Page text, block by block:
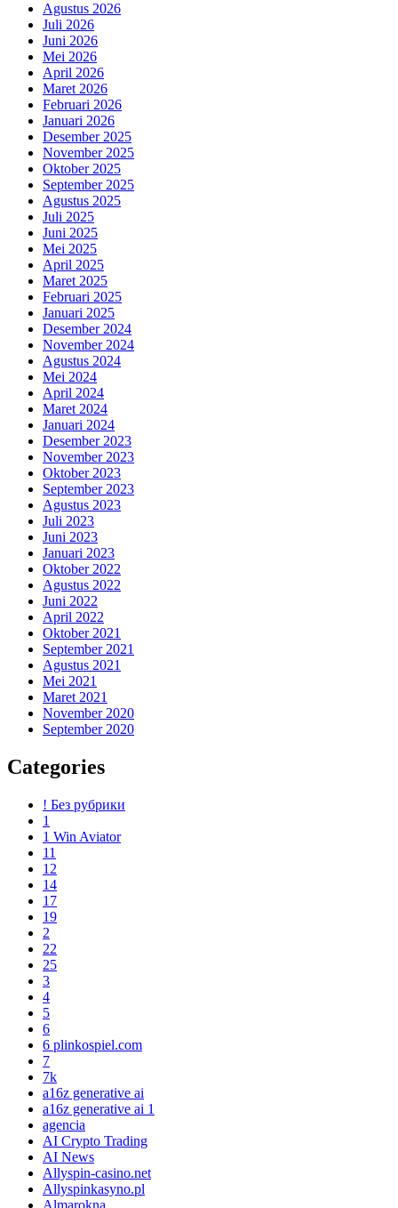
Agustus 2026
Juli 2026
Juni 2026
Mei 2026
April 2026
Maret 2026
Februari 2026
Januari 2026
Desember 2025
November 2025
Oktober 2025
September 2025
Agustus 2025
Juli 2025
Juni 2025
Mei 2025
April 2025
Maret 2025
Februari 2025
Januari 2025
Desember 2024
November 2024
Agustus 2024
Mei 2024
April 2024
Maret 2024
Januari 2024
Desember 2023
November 2023
Oktober 2023
September 2023
Agustus 2023
Juli 2023
Juni 2023
Januari 2023
Oktober 2022
Agustus 2022
Juni 2022
April 2022
Oktober 2021
September 2021
Agustus 2021
Mei 2021
Maret 2021
November 2020
September 2020
Categories
! Без рубрики
1
1 Win Aviator
11
12
14
17
19
2
22
25
3
4
5
6
6 plinkospiel.com
7
7k
a16z generative ai
a16z generative ai 1
agencia
AI Crypto Trading
AI News
Allyspin-casino.net
Allyspinkasyno.pl
Almarokna